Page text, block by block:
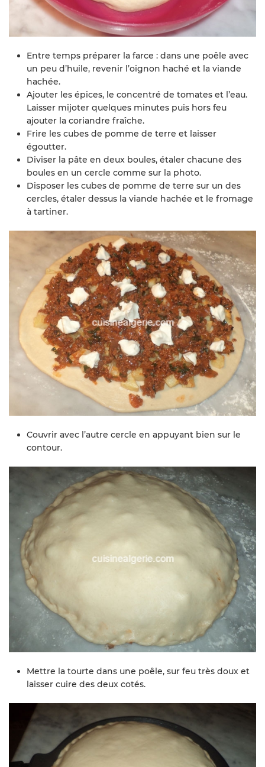
Entre temps préparer la farce : dans une poêle avec
un peu d’huile, revenir l’oignon haché et la viande
hachée.
Ajouter les épices, le concentré de tomates et l’eau.
Laisser mijoter quelques minutes puis hors feu
ajouter la coriandre fraîche.
Frire les cubes de pomme de terre et laisser
égoutter.
Diviser la pâte en deux boules, étaler chacune des
boules en un cercle comme sur la photo.
Disposer les cubes de pomme de terre sur un des
cercles, étaler dessus la viande hachée et le fromage
à tartiner.
Couvrir avec l’autre cercle en appuyant bien sur le
contour.
Mettre la tourte dans une poêle, sur feu très doux et
laisser cuire des deux cotés.